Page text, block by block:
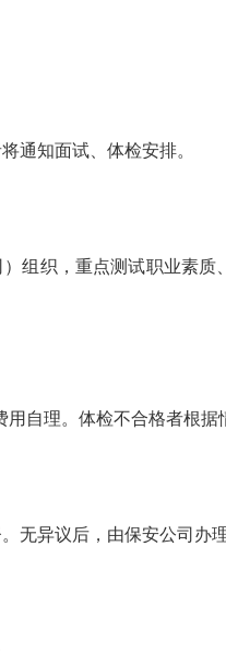
通知面试、体检安排。
组织，重点测试职业素质
自理。体检不合格者根据
无异议后，由保安公司办